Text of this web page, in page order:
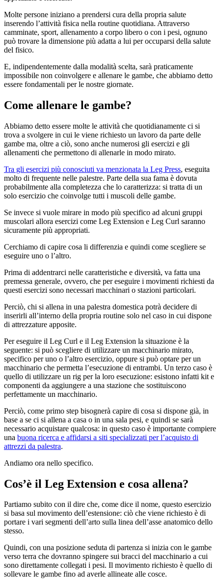
Molte persone iniziano a prendersi cura della propria salute
inserendo l’attività fisica nella routine quotidiana. Attraverso
camminate, sport, allenamento a corpo libero o con i pesi, ognuno
può trovare la dimensione più adatta a lui per occuparsi della salute
del fisico.
E, indipendentemente dalla modalità scelta, sarà praticamente
impossibile non coinvolgere e allenare le gambe, che abbiamo detto
essere fondamentali per le nostre giornate.
Come allenare le gambe?
Abbiamo detto essere molte le attività che quotidianamente ci si
trova a svolgere in cui le viene richiesto un lavoro da parte delle
gambe ma, oltre a ciò, sono anche numerosi gli esercizi e gli
allenamenti che permettono di allenarle in modo mirato.
Tra gli esercizi più conosciuti va menzionata la Leg Press, eseguita
molto di frequente nelle palestre. Parte della sua fama è dovuta
probabilmente alla completezza che lo caratterizza: si tratta di un
solo esercizio che coinvolge tutti i muscoli delle gambe.
Se invece si vuole mirare in modo più specifico ad alcuni gruppi
muscolari allora esercizi come Leg Extension e Leg Curl saranno
sicuramente più appropriati.
Cerchiamo di capire cosa li differenzia e quindi come scegliere se
eseguire uno o l’altro.
Prima di addentrarci nelle caratteristiche e diversità, va fatta una
premessa generale, ovvero, che per eseguire i movimenti richiesti da
questi esercizi sono necessari macchinari o stazioni particolari.
Perciò, chi si allena in una palestra domestica potrà decidere di
inserirli all’interno della propria routine solo nel caso in cui dispone
di attrezzature apposite.
Per eseguire il Leg Curl e il Leg Extension la situazione è la
seguente: si può scegliere di utilizzare un macchinario mirato,
specifico per uno o l’altro esercizio, oppure si può optare per un
macchinario che permetta l’esecuzione di entrambi. Un terzo caso è
quello di utilizzare un rig per la loro esecuzione: esistono infatti kit e
componenti da aggiungere a una stazione che sostituiscono
perfettamente un macchinario.
Perciò, come primo step bisognerà capire di cosa si dispone già, in
base a se ci si allena a casa o in una sala pesi, e quindi se sarà
necessario acquistare qualcosa: in questo caso è importante compiere
una buona ricerca e affidarsi a siti specializzati per l’acquisto di
attrezzi da palestra.
Andiamo ora nello specifico.
Cos’è il Leg Extension e cosa allena?
Partiamo subito con il dire che, come dice il nome, questo esercizio
si basa sul movimento dell’estensione: ciò che viene richiesto è di
portare i vari segmenti dell’arto sulla linea dell’asse anatomico dello
stesso.
Quindi, con una posizione seduta di partenza si inizia con le gambe
verso terra che dovranno spingere sui bracci del macchinario a cui
sono direttamente collegati i pesi. Il movimento richiesto è quello di
sollevare le gambe fino ad averle allineate alle cosce.